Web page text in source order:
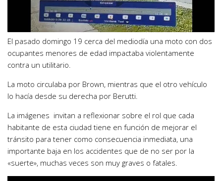
El pasado domingo 19 cerca del mediodía una moto con dos
ocupantes menores de edad impactaba violentamente
contra un utilitario.
La moto circulaba por Brown, mientras que el otro vehículo
lo hacía desde su derecha por Berutti.
La imágenes invitan a reflexionar sobre el rol que cada
habitante de esta ciudad tiene en función de mejorar el
tránsito para tener como consecuencia inmediata, una
importante baja en los accidentes que de no ser por la
«suerte», muchas veces son muy graves o fatales.